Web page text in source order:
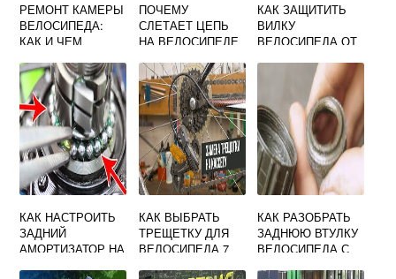
РЕМОНТ КАМЕРЫ
ВЕЛОСИПЕДА:
КАК И ЧЕМ
ЗАКЛЕИТЬ
ПРОКОЛ
ПОЧЕМУ
СЛЕТАЕТ ЦЕПЬ
НА ВЕЛОСИПЕДЕ
КАК ЗАЩИТИТЬ
ВИЛКУ
ВЕЛОСИПЕДА ОТ
КАК НАСТРОИТЬ
ЗАДНИЙ
АМОРТИЗАТОР НА
КАК ВЫБРАТЬ
ТРЕЩЕТКУ ДЛЯ
ВЕЛОСИПЕДА 7
КАК РАЗОБРАТЬ
ЗАДНЮЮ ВТУЛКУ
ВЕЛОСИПЕДА С